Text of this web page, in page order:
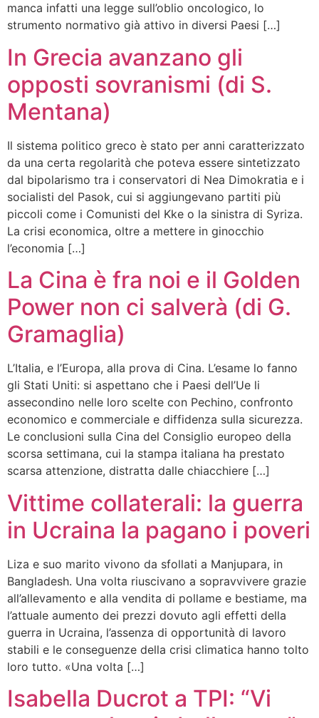
manca infatti una legge sull’oblio oncologico, lo
strumento normativo già attivo in diversi Paesi […]
In Grecia avanzano gli
opposti sovranismi (di S.
Mentana)
Il sistema politico greco è stato per anni caratterizzato
da una certa regolarità che poteva essere sintetizzato
dal bipolarismo tra i conservatori di Nea Dimokratia e i
socialisti del Pasok, cui si aggiungevano partiti più
piccoli come i Comunisti del Kke o la sinistra di Syriza.
La crisi economica, oltre a mettere in ginocchio
l’economia […]
La Cina è fra noi e il Golden
Power non ci salverà (di G.
Gramaglia)
L’Italia, e l’Europa, alla prova di Cina. L’esame lo fanno
gli Stati Uniti: si aspettano che i Paesi dell’Ue li
assecondino nelle loro scelte con Pechino, confronto
economico e commerciale e diffidenza sulla sicurezza.
Le conclusioni sulla Cina del Consiglio europeo della
scorsa settimana, cui la stampa italiana ha prestato
scarsa attenzione, distratta dalle chiacchiere […]
Vittime collaterali: la guerra
in Ucraina la pagano i poveri
Liza e suo marito vivono da sfollati a Manjupara, in
Bangladesh. Una volta riuscivano a sopravvivere grazie
all’allevamento e alla vendita di pollame e bestiame, ma
l’attuale aumento dei prezzi dovuto agli effetti della
guerra in Ucraina, l’assenza di opportunità di lavoro
stabili e le conseguenze della crisi climatica hanno tolto
loro tutto. «Una volta […]
Isabella Ducrot a TPI: “Vi